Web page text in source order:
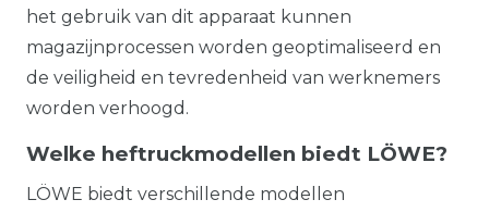
het gebruik van dit apparaat kunnen
magazijnprocessen worden geoptimaliseerd en
de veiligheid en tevredenheid van werknemers
worden verhoogd.
Welke heftruckmodellen biedt LÖWE?
LÖWE biedt verschillende modellen